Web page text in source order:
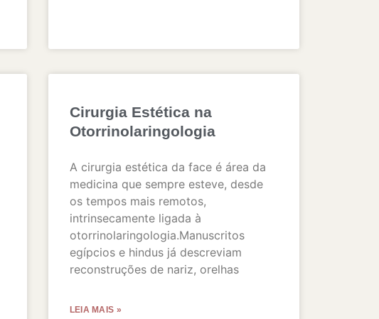
Cirurgia Estética na
Otorrinolaringologia
A cirurgia estética da face é área da
medicina que sempre esteve, desde
os tempos mais remotos,
intrinsecamente ligada à
otorrinolaringologia.Manuscritos
egípcios e hindus já descreviam
reconstruções de nariz, orelhas
LEIA MAIS »